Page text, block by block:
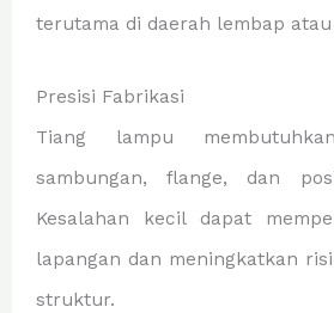
terutama di daerah lembap
Presisi Fabrikasi
Tiang lampu
sambungan, flange, dan
Kesalahan kecil dapat
lapangan dan meningkatkan
struktur.